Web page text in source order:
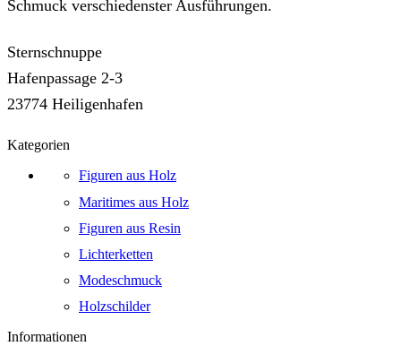
Schmuck verschiedenster Ausführungen.
Sternschnuppe
Hafenpassage 2-3
23774 Heiligenhafen
Kategorien
Figuren aus Holz
Maritimes aus Holz
Figuren aus Resin
Lichterketten
Modeschmuck
Holzschilder
Informationen